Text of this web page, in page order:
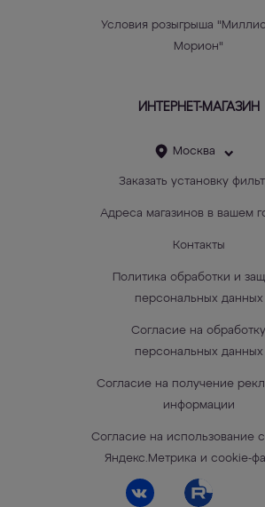
Условия розыгрыша
Морион"
ИНТЕРНЕТ-МАГАЗИН
Москва
Заказать установку
Адреса магазинов в вашем
Контакты
Политика обработки и
персональных данных
Согласие на обработку
персональных данных
Согласие на получение
информации
Согласие на использование
Яндекс.Метрика и cookie-